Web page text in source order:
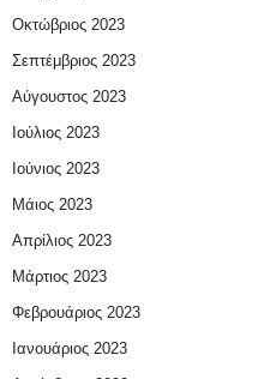
Οκτώβριος 2023
Σεπτέμβριος 2023
Αύγουστος 2023
Ιούλιος 2023
Ιούνιος 2023
Μάιος 2023
Απρίλιος 2023
Μάρτιος 2023
Φεβρουάριος 2023
Ιανουάριος 2023